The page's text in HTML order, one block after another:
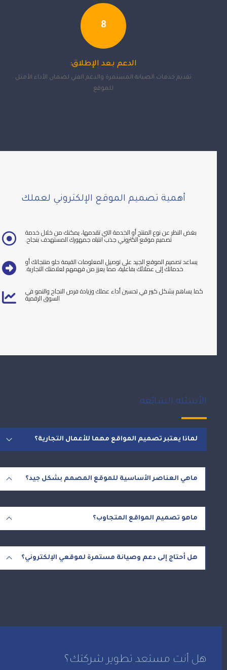
8
الدعم بعد الإطلاق:
تقديم خدمات الصيانة المستمرة والدعم الفني لضمان الأداء الأمثل
للموقع
أهمية تصميم الموقع الإلكتروني لعملك
بغض النظر عن نوع المنتج أو الخدمة التي تقدمها، يمكنك من خلال خدمة
تصميم موقع الكتروني جذب انتباه جمهورك المستهدف بنجاح.
يساعد تصميم الموقع الجيد على توصيل المعلومات القيمة حلو منتجاتك أو
خدماتك إلى عملائك بفاعلية، مما يعزز من فهمهم لعلامتك التجارية.
كما يساهم بشكل كبير في تحسين أداء عملك وزيادة فرص النجاح والنمو في
السوق الرقمية
الأسئلة الشائعة
لماذا يعتبر تصميم المواقع مهما للأعمال التجارية؟
ماهي العناصر الأساسية للموقع المصمم بشكل جيد؟
ماهو تصميم المواقع المتجاوب؟
هل أحتاج إلى دعم وصيانة مستمرة لموقعي الإلكتروني؟
هل أنت مستعد تطوير شركتك؟